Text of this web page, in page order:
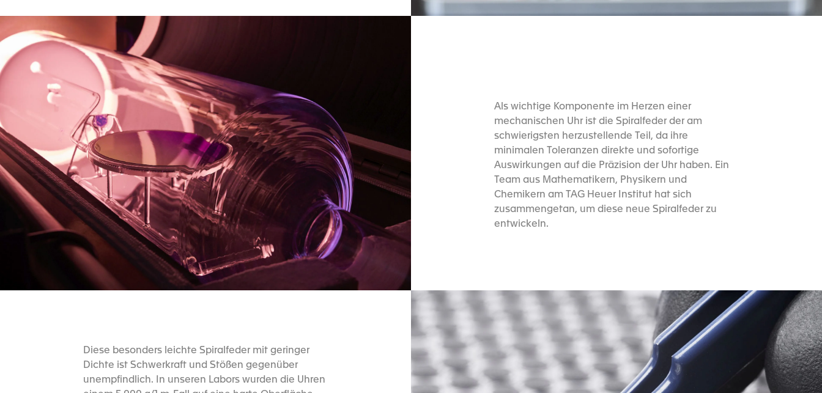
Als wichtige Komponente im Herzen einer
mechanischen Uhr ist die Spiralfeder der am
schwierigsten herzustellende Teil, da ihre
minimalen Toleranzen direkte und sofortige
Auswirkungen auf die Präzision der Uhr haben. Ein
Team aus Mathematikern, Physikern und
Chemikern am TAG Heuer Institut hat sich
zusammengetan, um diese neue Spiralfeder zu
entwickeln.
Diese besonders leichte Spiralfeder mit geringer
Dichte ist Schwerkraft und Stößen gegenüber
unempfindlich. In unseren Labors wurden die Uhren